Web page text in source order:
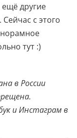
другие
с этого
тут :)
в России
и Инстаграм в